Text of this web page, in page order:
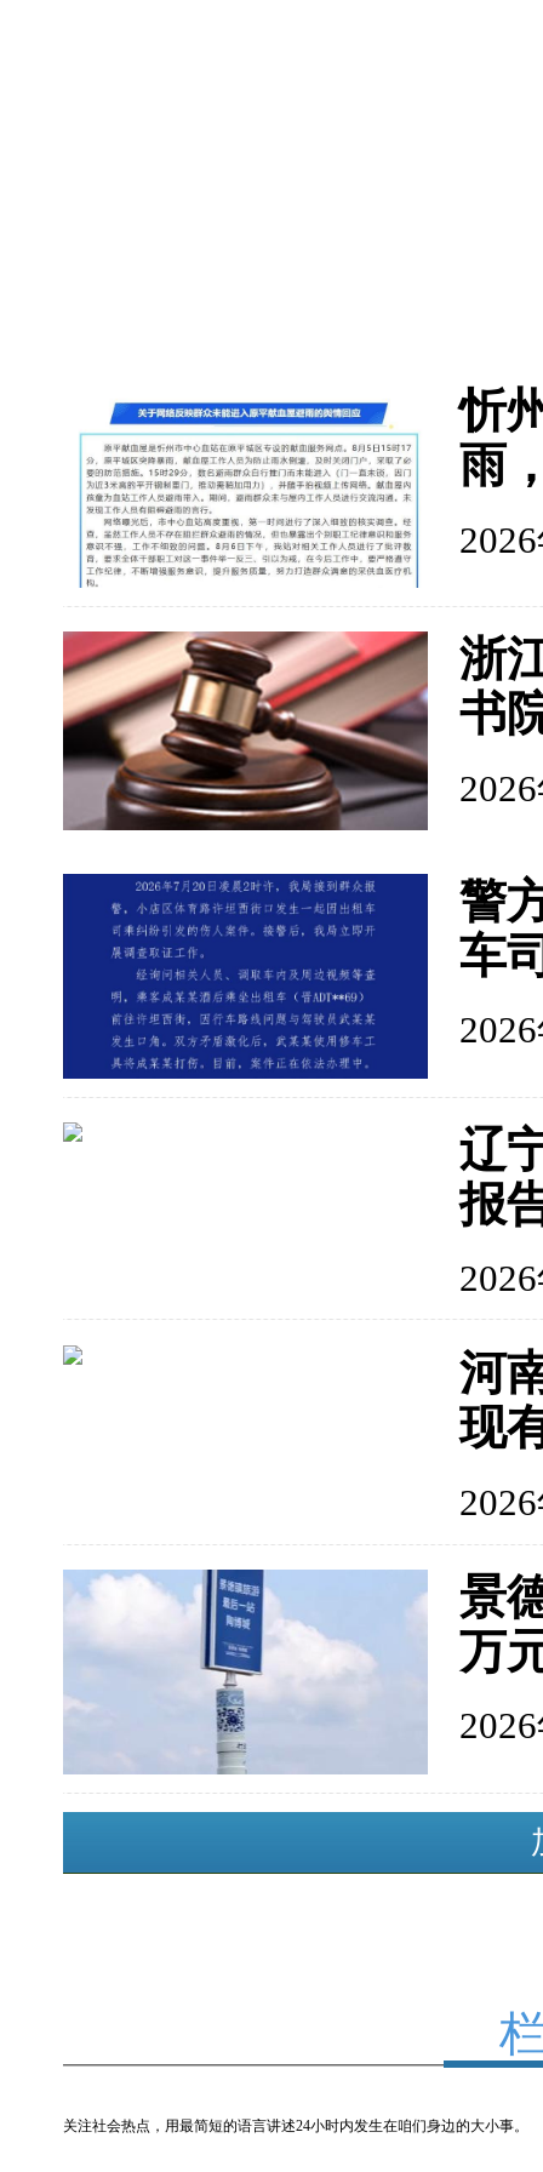
忻
雨
浙
书
警
车
辽
报
河
现
景
万
关注社会热点，用最简短的语言讲述24小时内发生在咱们身边的大小事。